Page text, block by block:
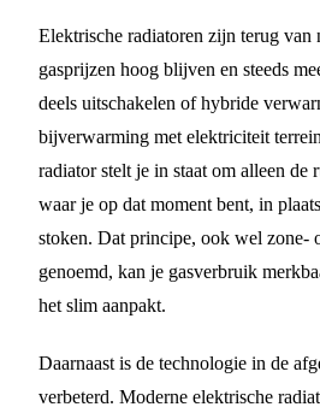
Elektrische radiatoren zijn terug van
gasprijzen hoog blijven en steeds
deels uitschakelen of hybride
bijverwarming met elektriciteit
radiator stelt je in staat om alleen de
waar je op dat moment bent, in
stoken. Dat principe, ook wel zone-
genoemd, kan je gasverbruik
het slim aanpakt.
Daarnaast is de technologie in de
verbeterd. Moderne elektrische